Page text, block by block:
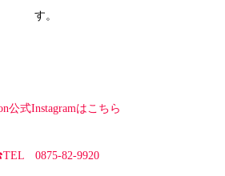
す。
公式Instagramはこちら
0875-82-9920